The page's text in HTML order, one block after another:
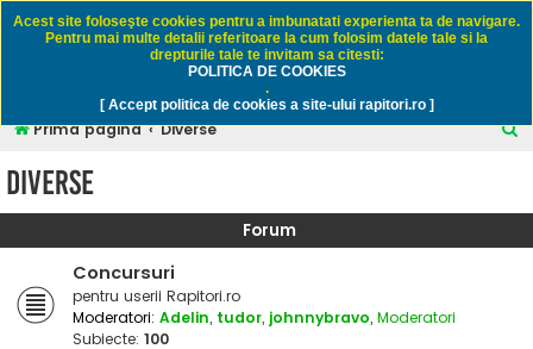
Rapitori.ro - Pescuit sportiv
Prima pagină Diverse
C
a
Diverse
Forum
Concursuri
pentru userii Rapitori.ro
Moderatori: Adelin, tudor, johnnybravo, Moderatori
Subiecte: 100
Acest site foloseşte cookies pentru a imbunatati experienta ta de navigare.
Pentru mai multe detalii referitoare la cum folosim datele tale si la
drepturile tale te invitam sa citesti:
POLITICA DE COOKIES
.
[ Accept politica de cookies a site-ului rapitori.ro ]